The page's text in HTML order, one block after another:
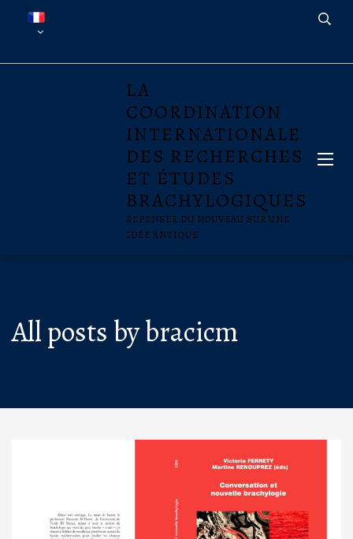
LA
COORDINATION
INTERNATIONALE
DES RECHERCHES
ET ÉTUDES
BRACHYLOGIQUES
REPENSER DU NOUVEAU SUR UNE
IDÉE ANTIQUE
All posts by bracicm